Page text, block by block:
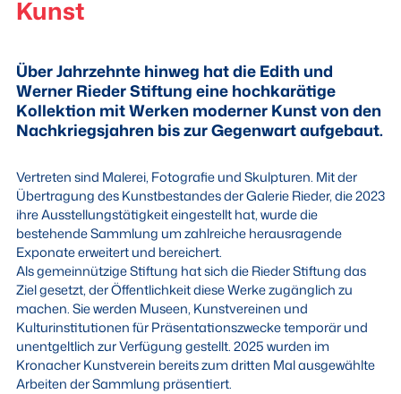
Kunst
Über Jahrzehnte hinweg hat die Edith und
Werner Rieder Stiftung eine hochkarätige
Kollektion mit Werken moderner Kunst von den
Nachkriegsjahren bis zur Gegenwart aufgebaut.
Vertreten sind Malerei, Fotografie und Skulpturen. Mit der
Übertragung des Kunstbestandes der Galerie Rieder, die 2023
ihre Ausstellungstätigkeit eingestellt hat, wurde die
bestehende Sammlung um zahlreiche herausragende
Exponate erweitert und bereichert.
Als gemeinnützige Stiftung hat sich die Rieder Stiftung das
Ziel gesetzt, der Öffentlichkeit diese Werke zugänglich zu
machen. Sie werden Museen, Kunstvereinen und
Kulturinstitutionen für Präsentationszwecke temporär und
unentgeltlich zur Verfügung gestellt. 2025 wurden im
Kronacher Kunstverein bereits zum dritten Mal ausgewählte
Arbeiten der Sammlung präsentiert.